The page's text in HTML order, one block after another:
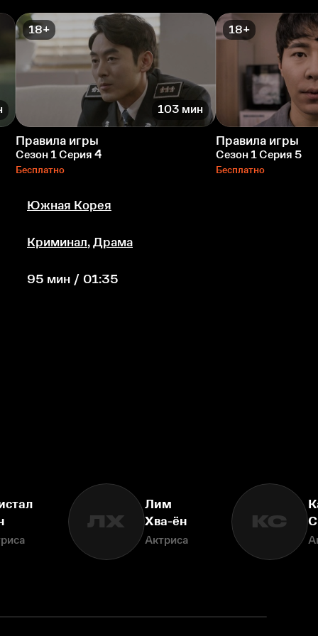
18+
103 мин
Правила игры
Сезон 1 Серия 4
Бесплатно
18+
Правила игры
Сезон 1 Серия 5
Бесплатно
Южная Корея
Криминал, Драма
95 мин / 01:35
ЛХ
Лим
Хва-ён
Актриса
КС